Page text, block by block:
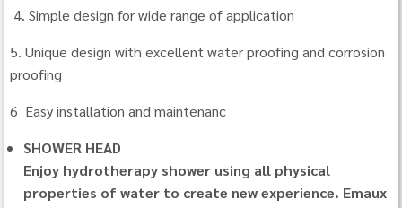
4. Simple design for wide range of application
5. Unique design with excellent water proofing and corrosion
proofing
6 Easy installation and maintenanc
SHOWER HEAD
Enjoy hydrotherapy shower using all physical
properties of water to create new experience. Emaux